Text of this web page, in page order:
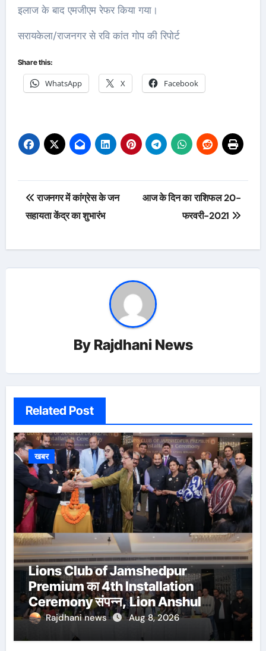
इलाज के बाद एमजीएम रेफर किया गया।
सरायकेला/राजनगर से रवि कांत गोप की रिपोर्ट
Share this:
WhatsApp X Facebook
Post
navigation
राजनगर में कांग्रेस के जन
सहायता केंद्र का शुभारंभ
आज के दिन का राशिफल 20-
फरवरी-2021
By Rajdhani News
Related Post
खबर
Lions Club of Jamshedpur
Premium का 4th Installation
Ceremony संपन्न, Lion Anshul
Ringasia ने संभाला अध्यक्ष पद
Rajdhani news Aug 8, 2026